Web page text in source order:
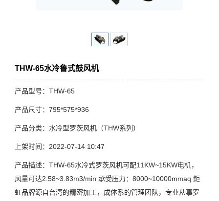
THW-65水冷鲁式鼓风机
产品型号：THW-65
产品尺寸：795*575*936
产品分类：水冷型罗茨风机（THW系列）
上架时间：2022-07-14 10:47
产品描述：THW-65水冷式罗茨风机可配11KW~15KW电机，
风量可达2.58~3.83m3/min 承受压力：8000~10000mmaq 鉅
虹品牌源自台湾的精密加工，成体系的管理团队，专业从事罗